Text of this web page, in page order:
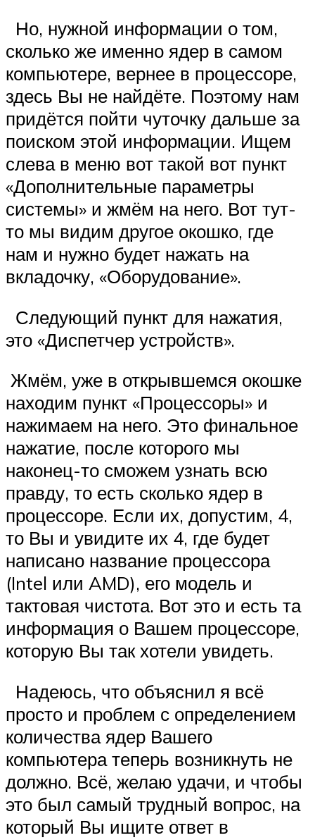
Но, нужной информации о том,
сколько же именно ядер в самом
компьютере, вернее в процессоре,
здесь Вы не найдёте. Поэтому нам
придётся пойти чуточку дальше за
поиском этой информации. Ищем
слева в меню вот такой вот пункт
«Дополнительные параметры
системы» и жмём на него. Вот тут-
то мы видим другое окошко, где
нам и нужно будет нажать на
вкладочку, «Оборудование».
Следующий пункт для нажатия,
это «Диспетчер устройств».
Жмём, уже в открывшемся окошке
находим пункт «Процессоры» и
нажимаем на него. Это финальное
нажатие, после которого мы
наконец-то сможем узнать всю
правду, то есть сколько ядер в
процессоре. Если их, допустим, 4,
то Вы и увидите их 4, где будет
написано название процессора
(Intel или AMD), его модель и
тактовая чистота. Вот это и есть та
информация о Вашем процессоре,
которую Вы так хотели увидеть.
Надеюсь, что объяснил я всё
просто и проблем с определением
количества ядер Вашего
компьютера теперь возникнуть не
должно. Всё, желаю удачи, и чтобы
это был самый трудный вопрос, на
который Вы ищите ответ в